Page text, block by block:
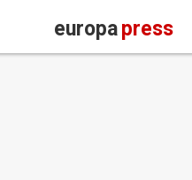
europapress